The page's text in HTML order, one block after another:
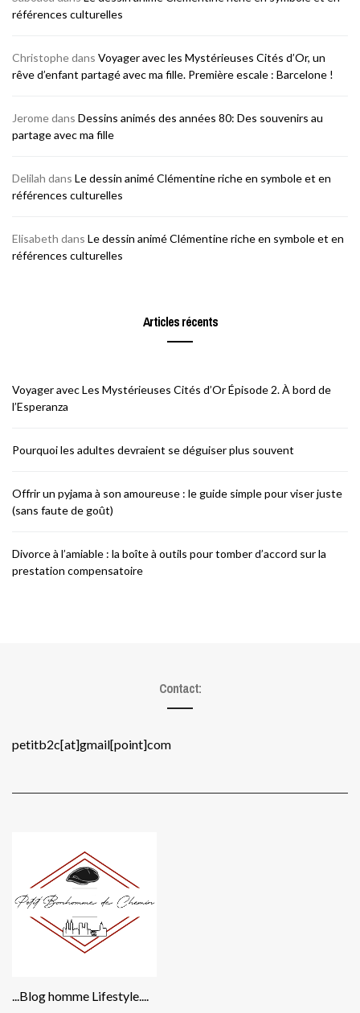
références culturelles
Christophedans Voyager avec les Mystérieuses Cités d’Or, un
rêve d’enfant partagé avec ma fille. Première escale : Barcelone !
Jeromedans Dessins animés des années 80: Des souvenirs au
partage avec ma fille
Delilah dans Le dessin animé Clémentine riche en symbole et en
références culturelles
Elisabeth dans Le dessin animé Clémentine riche en symbole et en
références culturelles
Articles récents
Voyager avec Les Mystérieuses Cités d’Or Épisode 2. À bord de
l’Esperanza
Pourquoi les adultes devraient se déguiser plus souvent
Offrir un pyjama à son amoureuse : le guide simple pour viser juste
(sans faute de goût)
Divorce à l’amiable : la boîte à outils pour tomber d’accord sur la
prestation compensatoire
Contact:
petitb2c[at]gmail[point]com
...Blog homme Lifestyle....